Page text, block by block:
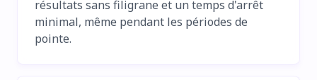
résultats sans filigrane et un temps d'arrêt
minimal, même pendant les périodes de
pointe.